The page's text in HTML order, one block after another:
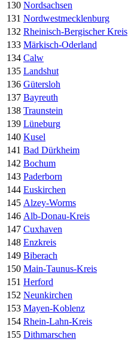
130 Nordsachsen
131 Nordwestmecklenburg
132 Rheinisch-Bergischer Kreis
133 Märkisch-Oderland
134 Calw
135 Landshut
136 Gütersloh
137 Bayreuth
138 Traunstein
139 Lüneburg
140 Kusel
141 Bad Dürkheim
142 Bochum
143 Paderborn
144 Euskirchen
145 Alzey-Worms
146 Alb-Donau-Kreis
147 Cuxhaven
148 Enzkreis
149 Biberach
150 Main-Taunus-Kreis
151 Herford
152 Neunkirchen
153 Mayen-Koblenz
154 Rhein-Lahn-Kreis
155 Dithmarschen